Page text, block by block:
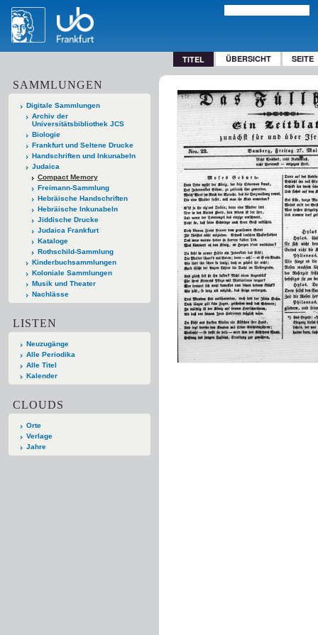
TITEL ÜBERSICHT SEITE
SAMMLUNGEN
Digitale Sammlungen
Archiv der
Universitätsbibliothek JCS
Biologie
Frankfurt und Seltene Drucke
Handschriften und Inkunabeln
Judaica
Compact Memory
Freimann-Sammlung
Hebräische Handschriften
Hebräische Inkunabeln
Jiddische Drucke
Judaica Frankfurt
Kataloge
Rothschild-Sammlung
Kinderbuchsammlungen
Koloniale Sammlungen
Musik und Theater
Nachlässe
LISTEN
Neuzugänge
Alle Periodika
Alle Titel
Kalender
CLOUDS
Orte
Verlage
Jahre